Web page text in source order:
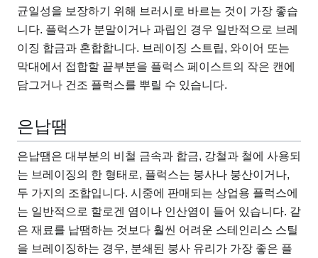
균일성을 보장하기 위해 브러시로 바르는 것이 가장 좋습
니다. 플럭스가 분말이거나 과립인 경우 일반적으로 브레
이징 합금과 혼합합니다. 브레이징 스트립, 와이어 또는
막대에서 접합할 끝부분을 플럭스 페이스트의 작은 캔에
담그거나 건조 플럭스를 뿌릴 수 있습니다.
은납땜
은납땜은 대부분의 비철 금속과 합금, 강철과 철에 사용되
는 브레이징의 한 형태로, 플럭스는 붕사나 붕산이거나,
두 가지의 조합입니다. 시중에 판매되는 상업용 플럭스에
는 일반적으로 할로겐 염이나 인산염이 들어 있습니다. 같
은 재료를 납땜하는 것보다 훨씬 어려운 스테인리스 스틸
을 브레이징하는 경우, 분쇄된 붕사 유리가 가장 좋은 플